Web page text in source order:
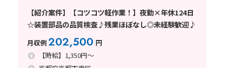
【紹介案件】【コツコツ軽作業！】夜勤×年休124日
☆装置部品の品質検査♪残業ほぼなし◎未経験歓迎♪
月収例202,500 円
【時給】1,350円～